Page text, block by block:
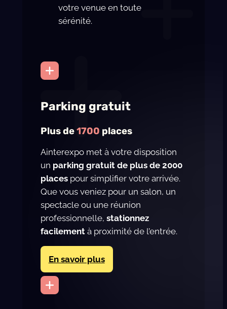
votre venue en toute
sérénité.
Parking gratuit
Plus de1700 places
Ainterexpo met à votre disposition
un parking gratuit de plus de 2000
placespour simplifier votre arrivée.
Que vous veniez pour un salon, un
spectacle ou une réunion
professionnelle, stationnez
facilementà proximité de l’entrée.
En savoir plus